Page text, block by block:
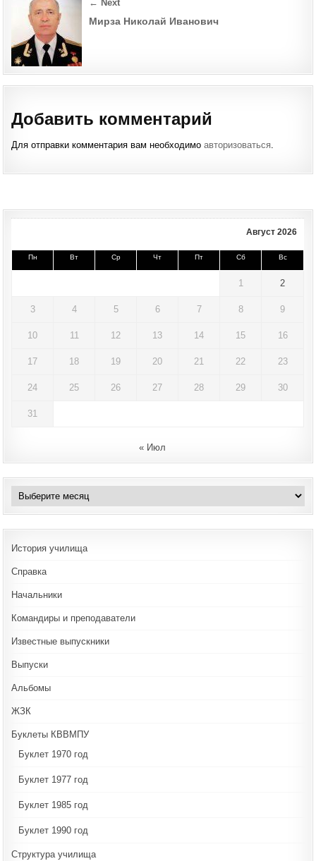
← Next
Мирза Николай Иванович
Добавить комментарий
Для отправки комментария вам необходимоавторизоваться
Август 2026
Пн Вт Ср Чт Пт Сб Вс
1 2
3 4 5 6 7 8 9
10 11 12 13 14 15 16
17 18 19 20 21 22 23
24 25 26 27 28 29 30
31
« Июл
Архивы
История училища
Справка
Начальники
Командиры и преподаватели
Известные выпускники
Выпуски
Альбомы
ЖЗК
Буклеты КВВМПУ
Буклет 1970 год
Буклет 1977 год
Буклет 1985 год
Буклет 1990 год
Структура училища